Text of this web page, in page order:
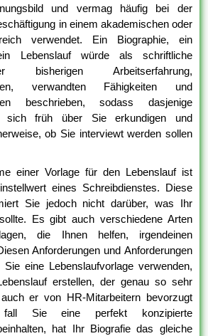
und vermag häufig bei der
in einem akademischen oder
verwendet. Ein Biographie, ein
Lebenslauf würde als schriftliche
bisherigen Arbeitserfahrung,
verwandten Fähigkeiten und
beschrieben, sodass dasjenige
sich früh über Sie erkundigen und
ob Sie interviewt werden sollen
einer Vorlage für den Lebenslauf ist
eines Schreibdienstes. Diese
Sie jedoch nicht darüber, was Ihr
Es gibt auch verschiedene Arten
die Ihnen helfen, irgendeinen
Anforderungen und Anforderungen
eine Lebenslaufvorlage verwenden,
erstellen, der genau so sehr
er von HR-Mitarbeitern bevorzugt
Sie eine perfekt konzipierte
hat Ihr Biografie das gleiche